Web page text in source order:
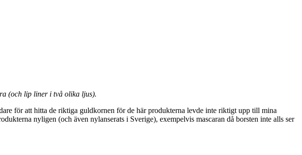
(och lip liner i två olika ljus).
för att hitta de riktiga guldkornen för de här produkterna levde inte riktigt upp till mina
nyligen (och även nylanserats i Sverige), exempelvis mascaran då borsten inte alls ser